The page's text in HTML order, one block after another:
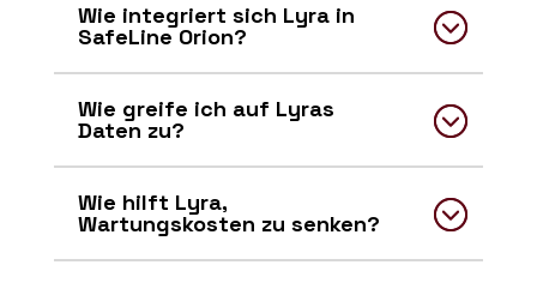
Wie integriert sich Lyra in
SafeLine Orion?
Wie greife ich auf Lyras
Daten zu?
Wie hilft Lyra,
Wartungskosten zu senken?